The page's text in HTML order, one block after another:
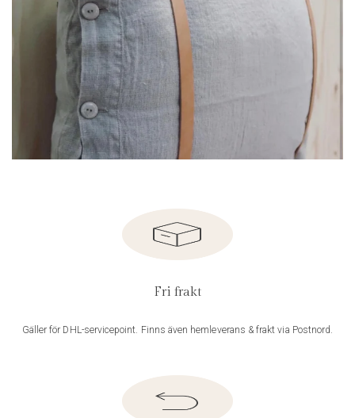
Fri frakt
Gäller för DHL-servicepoint. Finns även hemleverans & frakt via Postnord.